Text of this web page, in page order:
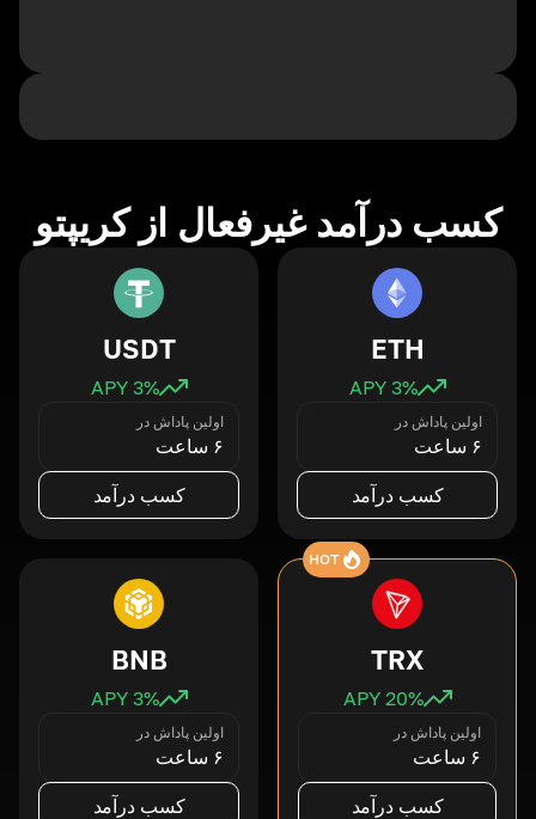
کسب درآمد غیرفعال از کریپتو
ETH
3% APY
اولین پاداش در
۶ ساعت
کسب درآمد
USDT
3% APY
اولین پاداش در
۶ ساعت
کسب درآمد
HOT
TRX
20% APY
اولین پاداش در
۶ ساعت
کسب درآمد
BNB
3% APY
اولین پاداش در
۶ ساعت
کسب درآمد